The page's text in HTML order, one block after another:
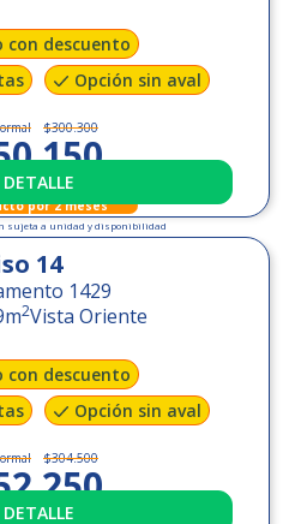
con descuento
Opción sin aval
$300.300
GGCC
por 2 meses
sujeta a unidad y disponibilidad
14
1429
m2Vista Oriente
con descuento
Opción sin aval
$304.500
GGCC